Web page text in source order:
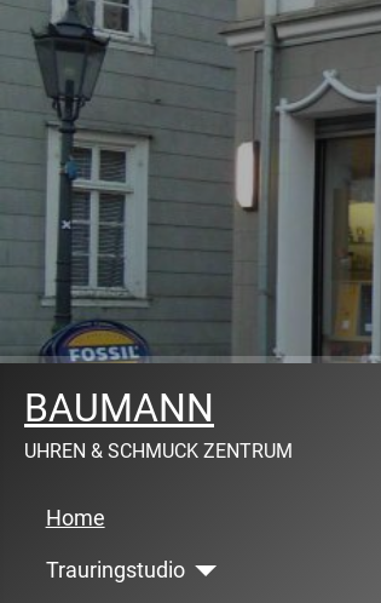
BAUMANN
UHREN & SCHMUCK ZENTRUM
Home
Trauringstudio